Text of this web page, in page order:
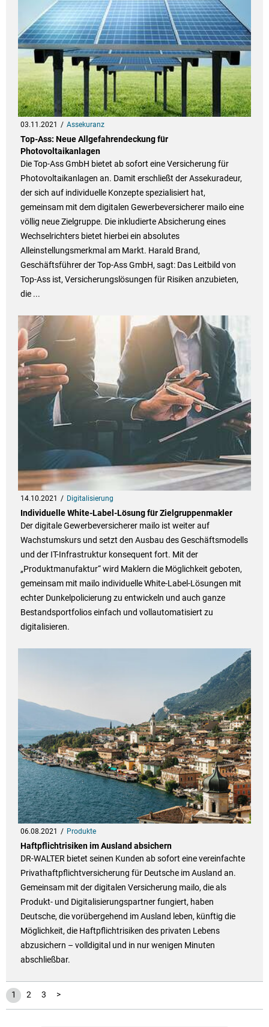
03.11.2021 Assekuranz
Top-Ass: Neue Allgefahrendeckung für
Photovoltaikanlagen
Die Top-Ass GmbH bietet ab sofort eine Versicherung für
Photovoltaikanlagen an. Damit erschließt der Assekuradeur,
der sich auf individuelle Konzepte spezialisiert hat,
gemeinsam mit dem digitalen Gewerbeversicherer mailo eine
völlig neue Zielgruppe. Die inkludierte Absicherung eines
Wechselrichters bietet hierbei ein absolutes
Alleinstellungsmerkmal am Markt. Harald Brand,
Geschäftsführer der Top-Ass GmbH, sagt: Das Leitbild von
Top-Ass ist, Versicherungslösungen für Risiken anzubieten,
die ...
14.10.2021 Digitalisierung
Individuelle White-Label-Lösung für Zielgruppenmakler
Der digitale Gewerbeversicherer mailo ist weiter auf
Wachstumskurs und setzt den Ausbau des Geschäftsmodells
und der IT-Infrastruktur konsequent fort. Mit der
„Produktmanufaktur“ wird Maklern die Möglichkeit geboten,
gemeinsam mit mailo individuelle White-Label-Lösungen mit
echter Dunkelpolicierung zu entwickeln und auch ganze
Bestandsportfolios einfach und vollautomatisiert zu
digitalisieren.
06.08.2021 Produkte
Haftpflichtrisiken im Ausland absichern
DR-WALTER bietet seinen Kunden ab sofort eine vereinfachte
Privathaftpflichtversicherung für Deutsche im Ausland an.
Gemeinsam mit der digitalen Versicherung mailo, die als
Produkt- und Digitalisierungspartner fungiert, haben
Deutsche, die vorübergehend im Ausland leben, künftig die
Möglichkeit, die Haftpflichtrisiken des privaten Lebens
abzusichern – volldigital und in nur wenigen Minuten
abschließbar.
1 2 3 >